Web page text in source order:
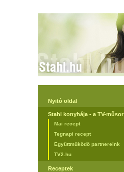
Nyitó oldal
Stahl konyhája - a TV-műsor
Mai recept
Tegnapi recept
Együttműködő partnereink
TV2.hu
Receptek